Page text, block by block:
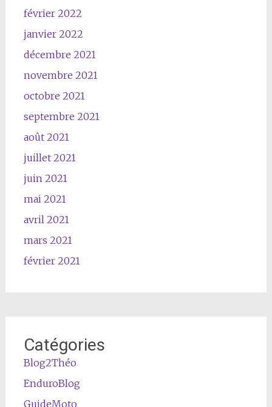
février 2022
janvier 2022
décembre 2021
novembre 2021
octobre 2021
septembre 2021
août 2021
juillet 2021
juin 2021
mai 2021
avril 2021
mars 2021
février 2021
Catégories
Blog2Théo
EnduroBlog
GuideMoto